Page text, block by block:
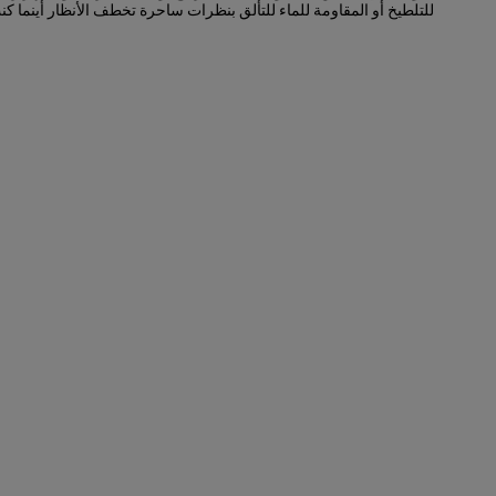
للتلطيخ أو المقاومة للماء للتألق بنظرات ساحرة تخطف الأنظار أينما